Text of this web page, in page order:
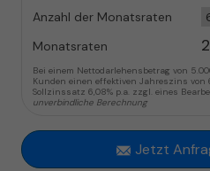
Anzahl der Monatsraten
Monatsraten
Bei einem Nettodarlehensbetrag von
Kunden einen effektiven Jahreszins von
Sollzinssatz 6,08% p.a. zzgl. eines
unverbindliche Berechnung
Jetzt